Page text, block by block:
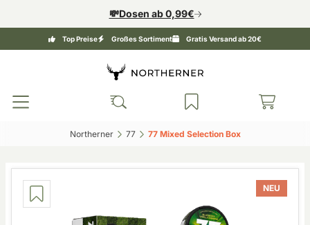
💸Dosen ab 0,99€
Top Preise Großes Sortiment Gratis Versand ab 20€
Northerner‎ 77‎ 77 Mixed Selection Box‎
NEU